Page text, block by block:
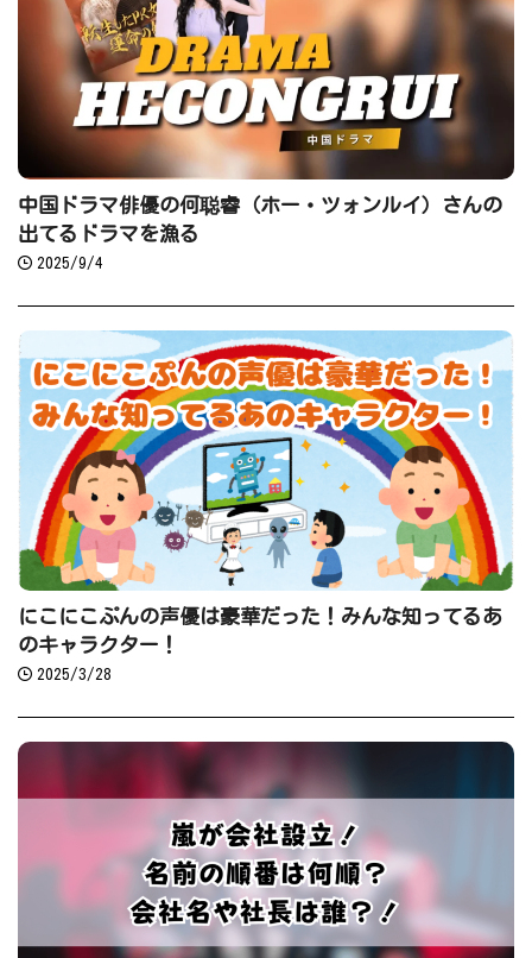
中国ドラマ俳優の何聪睿（ホー・ツォンルイ）さんの
出てるドラマを漁る
2025/9/4
にこにこぷんの声優は豪華だった！みんな知ってるあ
のキャラクター！
2025/3/28